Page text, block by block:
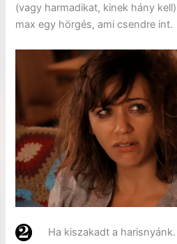
(vagy harmadikat, kinek hány
max egy hörgés, ami csendre int.
Ha kiszakadt a